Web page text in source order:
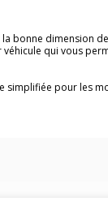
bonne dimension
qui vous
simplifiée pour les
sur le flanc des